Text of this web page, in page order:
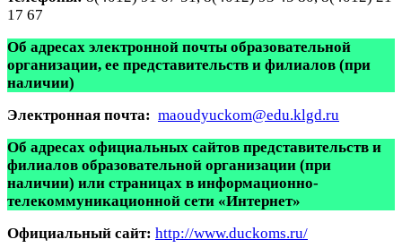
17 67
Об адресах электронной почты образовательной
организации, ее представительств и филиалов (при
наличии)
Электронная почта: maoudyuckom@edu.klgd.ru
Об адресах официальных сайтов представительств и
филиалов образовательной организации (при
наличии) или страницах в информационно-
телекоммуникационной сети «Интернет»
Официальный сайт: http://www.duckoms.ru/